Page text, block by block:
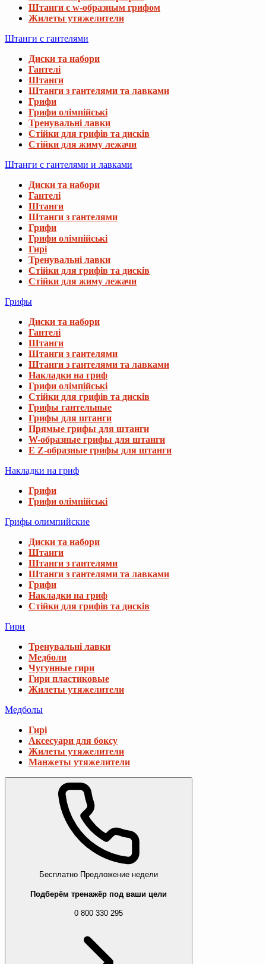
Штанги с w-образным грифом
Жилеты утяжелители
Штанги с гантелями
Диски та набори
Гантелі
Штанги
Штанги з гантелями та лавками
Грифи
Грифи олімпійські
Тренувальні лавки
Стійки для грифів та дисків
Стійки для жиму лежачи
Штанги с гантелями и лавками
Диски та набори
Гантелі
Штанги
Штанги з гантелями
Грифи
Грифи олімпійські
Гирі
Тренувальні лавки
Стійки для грифів та дисків
Стійки для жиму лежачи
Грифы
Диски та набори
Гантелі
Штанги
Штанги з гантелями
Штанги з гантелями та лавками
Накладки на гриф
Грифи олімпійські
Стійки для грифів та дисків
Грифы гантельные
Грифы для штанги
Прямые грифы для штанги
W-образные грифы для штанги
E Z-образные грифы для штанги
Накладки на гриф
Грифи
Грифи олімпійські
Грифы олимпийские
Диски та набори
Штанги
Штанги з гантелями
Штанги з гантелями та лавками
Грифи
Накладки на гриф
Стійки для грифів та дисків
Гири
Тренувальні лавки
Медболи
Чугунные гири
Гири пластиковые
Жилеты утяжелители
Медболы
Гирі
Аксесуари для боксу
Жилеты утяжелители
Манжеты утяжелители
Бесплатно Предложение недели
Подберём тренажёр под ваши цели
0 800 330 295